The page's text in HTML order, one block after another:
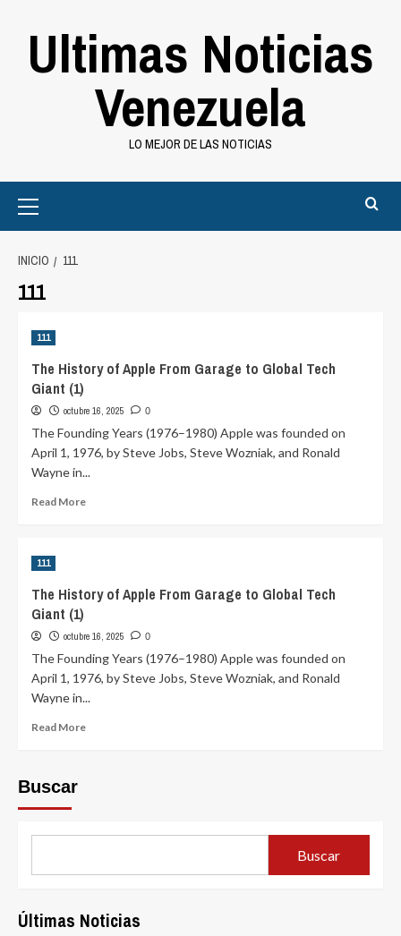
Ultimas Noticias
Venezuela
LO MEJOR DE LAS NOTICIAS
Menu
INICIO 111
111
111
The History of Apple From Garage to Global Tech
Giant (1)
octubre 16, 2025 0
The Founding Years (1976–1980) Apple was founded on
April 1, 1976, by Steve Jobs, Steve Wozniak, and Ronald
Wayne in...
Read MoreRead
Apple
Garage
to
Global
Tech
Giant
111
The History of Apple From Garage to Global Tech
Giant (1)
octubre 16, 2025 0
The Founding Years (1976–1980) Apple was founded on
April 1, 1976, by Steve Jobs, Steve Wozniak, and Ronald
Wayne in...
Read MoreRead
to
Tech
Giant
Buscar
Buscar
Últimas Noticias